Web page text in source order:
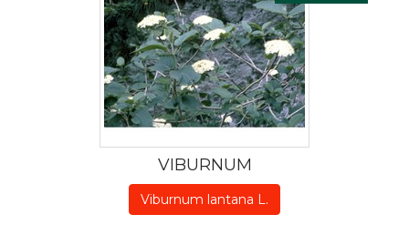
VIBURNUM
Viburnum lantana L.